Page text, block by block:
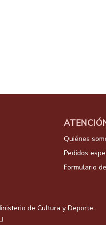
Quiénes
Pedidos
Formulario
de Cultura y Deporte.